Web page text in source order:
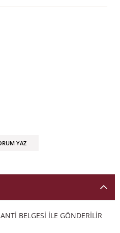
YAZ
BELGESİ İLE GÖNDERİLİR